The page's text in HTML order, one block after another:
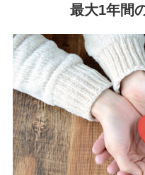
最大1年間